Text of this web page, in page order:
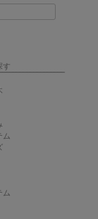
す
ム
ム